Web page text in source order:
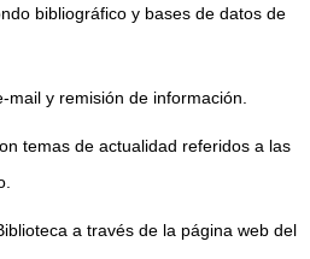
bibliográfico y bases de datos de
y remisión de información.
temas de actualidad referidos a las
a través de la página web del